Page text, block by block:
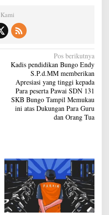
Pos berikutnya
Kadis pendidikan Bungo Endy
S.P.d.MM memberikan
Apresiasi yang tinggi kepada
Para peserta Pawai SDN 131
SKB Bungo Tampil Memukau
ini atas Dukungan Para Guru
dan Orang Tua